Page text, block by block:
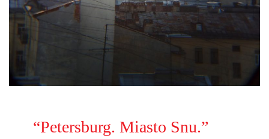
“Petersburg. Miasto Snu.”